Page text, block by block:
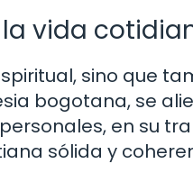
vida
sino que
bogotana, se
en su
sólida y